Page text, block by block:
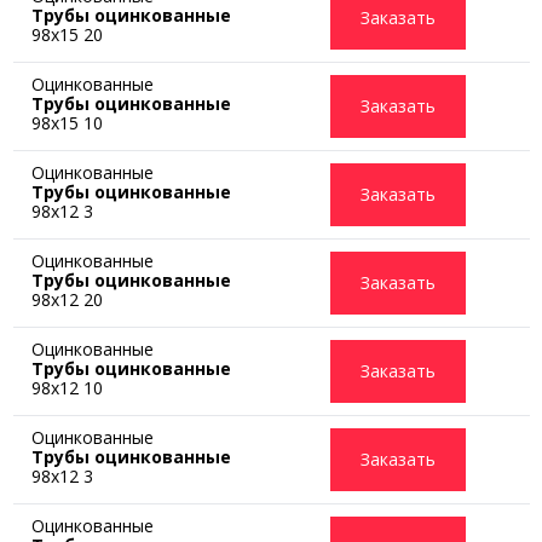
Трубы оцинкованные
98x15 20
Заказать
Оцинкованные
Трубы оцинкованные
98x15 10
Заказать
Оцинкованные
Трубы оцинкованные
98x12 3
Заказать
Оцинкованные
Трубы оцинкованные
98x12 20
Заказать
Оцинкованные
Трубы оцинкованные
98x12 10
Заказать
Оцинкованные
Трубы оцинкованные
98x12 3
Заказать
Оцинкованные